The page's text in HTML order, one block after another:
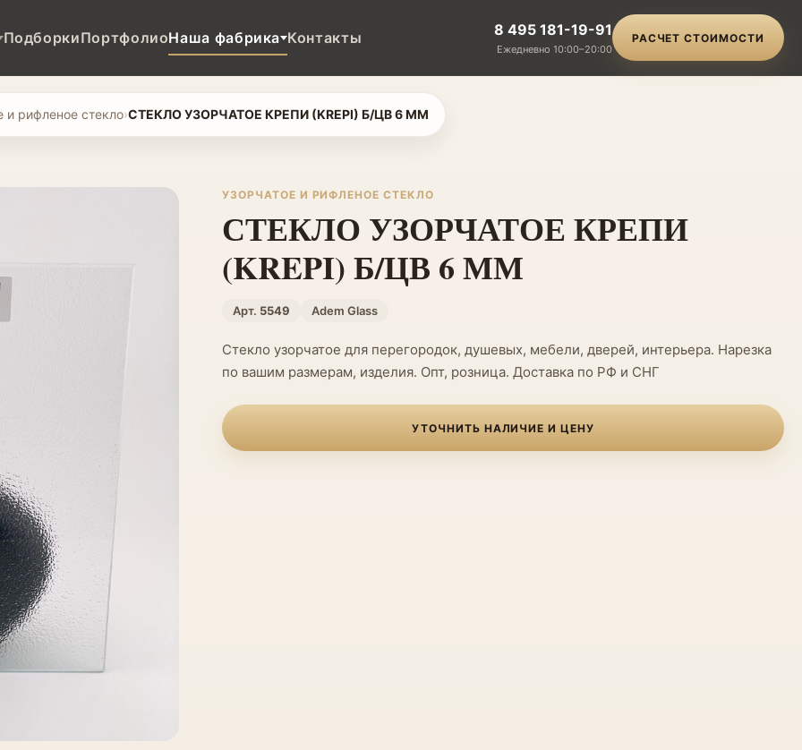
ПодборкиПортфолиоНаша фабрика Контакты 8 495 181-19-91
Ежедневно 10:00–20:00
РАСЧЕТ СТОИМОСТИ
и рифленое стекло›СТЕКЛО УЗОРЧАТОЕ КРЕПИ (KREPI) Б/ЦВ 6 ММ
УЗОРЧАТОЕ И РИФЛЕНОЕ СТЕКЛО
СТЕКЛО УЗОРЧАТОЕ КРЕПИ
(KREPI) Б/ЦВ 6 ММ
Арт. 5549 Adem Glass
Стекло узорчатое для перегородок, душевых, мебели, дверей, интерьера. Нарезка
по вашим размерам, изделия. Опт, розница. Доставка по РФ и СНГ
УТОЧНИТЬ НАЛИЧИЕ И ЦЕНУ